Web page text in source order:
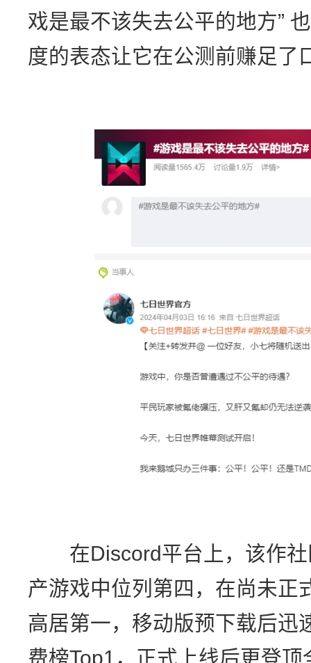
戏是最不该失去公平的地方”
度的表态让它在公测前赚足了
在Discord平台上，该作社
产游戏中位列第四，在尚未正
高居第一，移动版预下载后迅
费榜Top1，正式上线后更登